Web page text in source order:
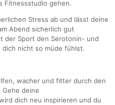
Fitnessstudio gehen.
Stress ab und lässt deine
Abend sicherlich gut
der Sport den Serotonin- und
dich nicht so müde fühlst.
wacher und fitter durch den
Gehe deine
dich neu inspirieren und du